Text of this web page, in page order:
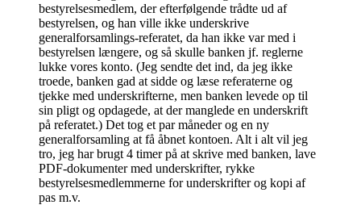
bestyrelsesmedlem, der efterfølgende trådte ud af
bestyrelsen, og han ville ikke underskrive
generalforsamlings-referatet, da han ikke var med i
bestyrelsen længere, og så skulle banken jf. reglerne
lukke vores konto. (Jeg sendte det ind, da jeg ikke
troede, banken gad at sidde og læse referaterne og
tjekke med underskrifterne, men banken levede op til
sin pligt og opdagede, at der manglede en underskrift
på referatet.) Det tog et par måneder og en ny
generalforsamling at få åbnet kontoen. Alt i alt vil jeg
tro, jeg har brugt 4 timer på at skrive med banken, lave
PDF-dokumenter med underskrifter, rykke
bestyrelsesmedlemmerne for underskrifter og kopi af
pas m.v.